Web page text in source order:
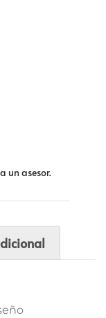
un asesor.